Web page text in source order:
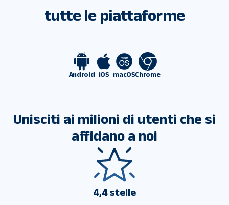
tutte le piattaforme
Android iOS macOSChrome
Unisciti ai milioni di utenti che si
affidano a noi
4,4 stelle